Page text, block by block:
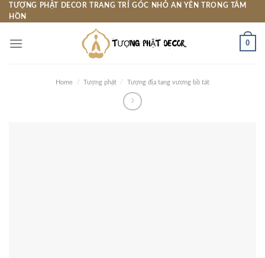
Skip
to
TƯỢNG PHẬT DECOR TRANG TRÍ GÓC NHỎ AN YÊN TRONG TÂM
HỒN
0
Home / Tượng phật / Tượng địa tạng vương bồ tát